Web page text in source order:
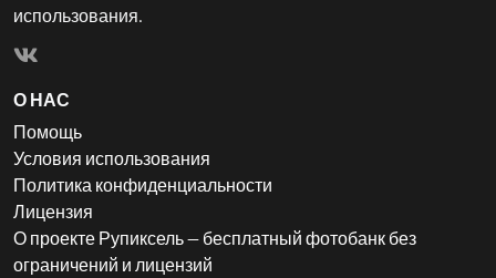
использования.
О НАС
Помощь
Условия использования
Политика конфиденциальности
Лицензия
О проекте Рупиксель — бесплатный фотобанк без
ограничений и лицензий